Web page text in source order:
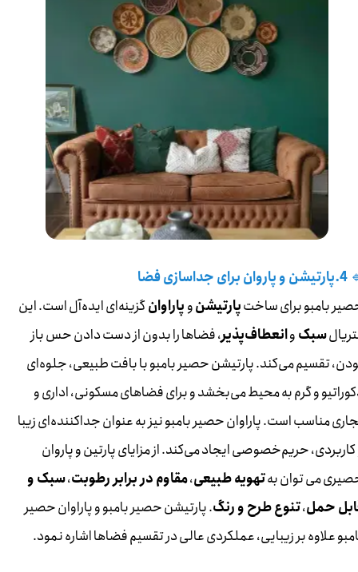
4.پارتیشن و پاروان برای جداسازی فضا
بامبو برای ساختپارتیشنوپاراوانگزینه‌ای ایده‌آل است. این
سبکوانعطاف‌پذیر، فضاها را بدون از دست دادن حس باز
تقسیم می‌کند. پارتیشن حصیر بامبو با بافت طبیعی، جلوه‌ای
و گرم به محیط می‌بخشد و برای فضاهای مسکونی، اداری و
مناسب است. پاراوان حصیر بامبو نیز به عنوان جداکننده‌ای زیبا
حریم‌خصوصی ایجاد می‌کند. از مزایای پارتین و پاروان
می توان بهتهویه طبیعی،مقاوم در برابر رطوبت،سبک و
حمل،تنوع طرح و رنگ. پارتیشن حصیر بامبو و پاراوان حصیر
علاوه بر زیبایی، عملکردی عالی در تقسیم فضاها اشاره نمود.